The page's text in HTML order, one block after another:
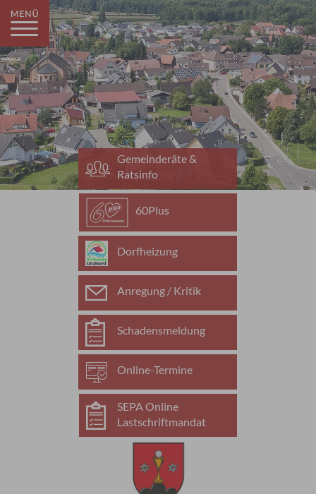
Gemeinderäte &
Ratsinfo
60Plus
Dorfheizung
Anregung / Kritik
Schadensmeldung
Online-Termine
SEPA Online
Lastschriftmandat